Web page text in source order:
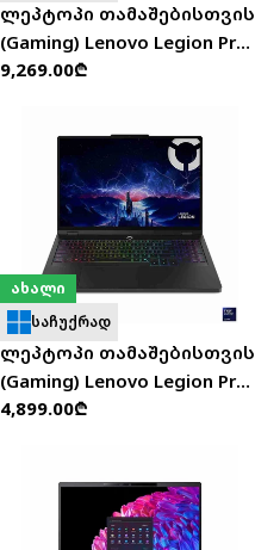
ლეპტოპი თამაშებისთვის
(Gaming) Lenovo Legion Pro
7 16" OLED (Ultra 9-
5070TI) - 83F50026RK
ჩვეულებრივი
9,269.00₾
ახალი
საჩუქრად
ლეპტოპი თამაშებისთვის
(Gaming) Lenovo Legion Pro
5 16" WQXGA (i7-
ჩვეულებრივი
4,899.00₾